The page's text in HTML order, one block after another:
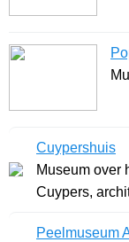
Cuypershuis
Museum over
Peelmuseum